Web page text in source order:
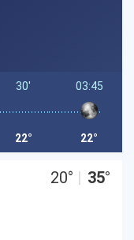
30'
22°
03:45
22°
20° | 35°